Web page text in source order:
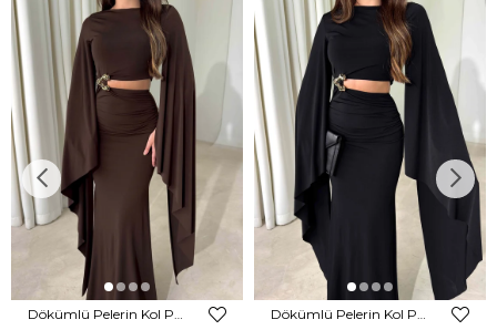
Dökümlü Pelerin Kol Pencere Detaylı Maxi Kahverengi Arlev Kadın Elbise 26Y511 Dökümlü Pelerin Kol Pencere Detaylı Maxi Siyah Arlev Kadın Elbise 26Y511